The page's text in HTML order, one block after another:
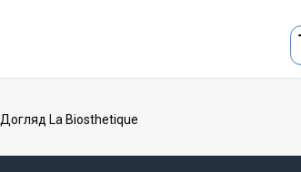
Догляд La Biosthetique